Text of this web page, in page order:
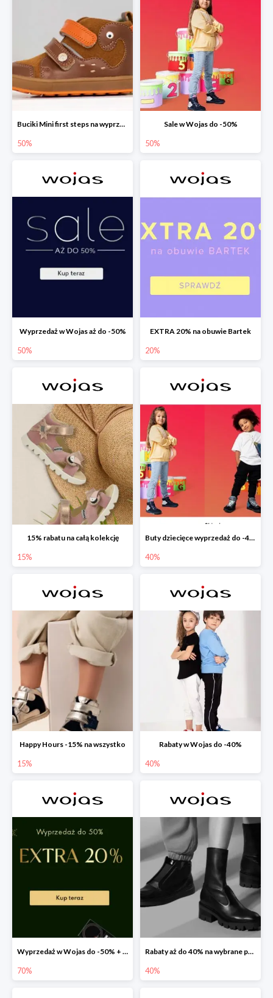
Buciki Mini first steps na wyprzedaży
50%
Sale w Wojas do -50%
50%
Wyprzedaż w Wojas aż do -50%
50%
EXTRA 20% na obuwie Bartek
20%
15% rabatu na całą kolekcję
15%
Buty dziecięce wyprzedaż do -40%
40%
Happy Hours -15% na wszystko
15%
Rabaty w Wojas do -40%
40%
Wyprzedaż w Wojas do -50% + extra 20% rabatu na wszystko
70%
Rabaty aż do 40% na wybrane produkty!
40%